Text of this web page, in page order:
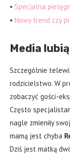
• Specjalna
• Nowy trend czy
Media
Szczególnie
rodzicielstwo. W
zobaczyć gości-
Często
nagle zmieniły
mamą jest chyba
Dziś jest matką